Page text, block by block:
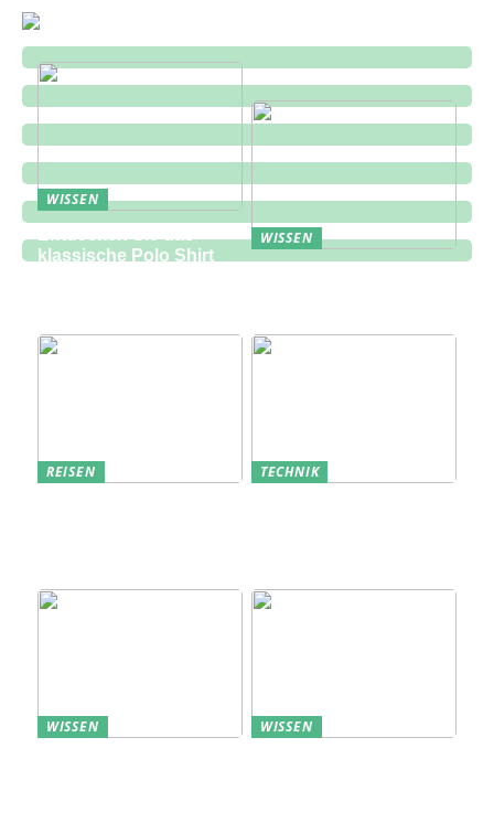
WISSEN
klassische Polo Shirt
WISSEN
REISEN
TECHNIK
WISSEN
WISSEN